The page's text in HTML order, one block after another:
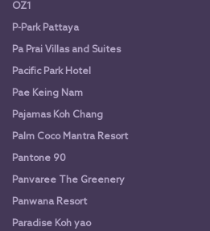
OZ1
P-Park Pattaya
Pa Prai Villas and Suites
Pacific Park Hotel
Pae Keing Nam
Pajamas Koh Chang
Palm Coco Mantra Resort
Pantone 90
Panvaree The Greenery
Panwana Resort
Paradise Koh yao